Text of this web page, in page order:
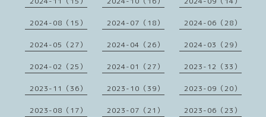
2024-08（15） 2024-07（18） 2024-06（28）
2024-05（27） 2024-04（26） 2024-03（29）
2024-02（25） 2024-01（27） 2023-12（33）
2023-11（36） 2023-10（39） 2023-09（20）
2023-08（17） 2023-07（21） 2023-06（23）